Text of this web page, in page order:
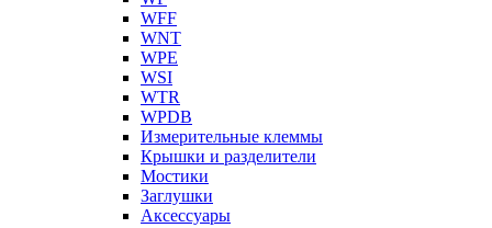
WFF
WNT
WPE
WSI
WTR
WPDB
Измерительные клеммы
Крышки и разделители
Мостики
Заглушки
Аксессуары